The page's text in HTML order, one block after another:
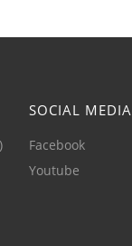
SOCIAL MEDIA
Facebook
Youtube